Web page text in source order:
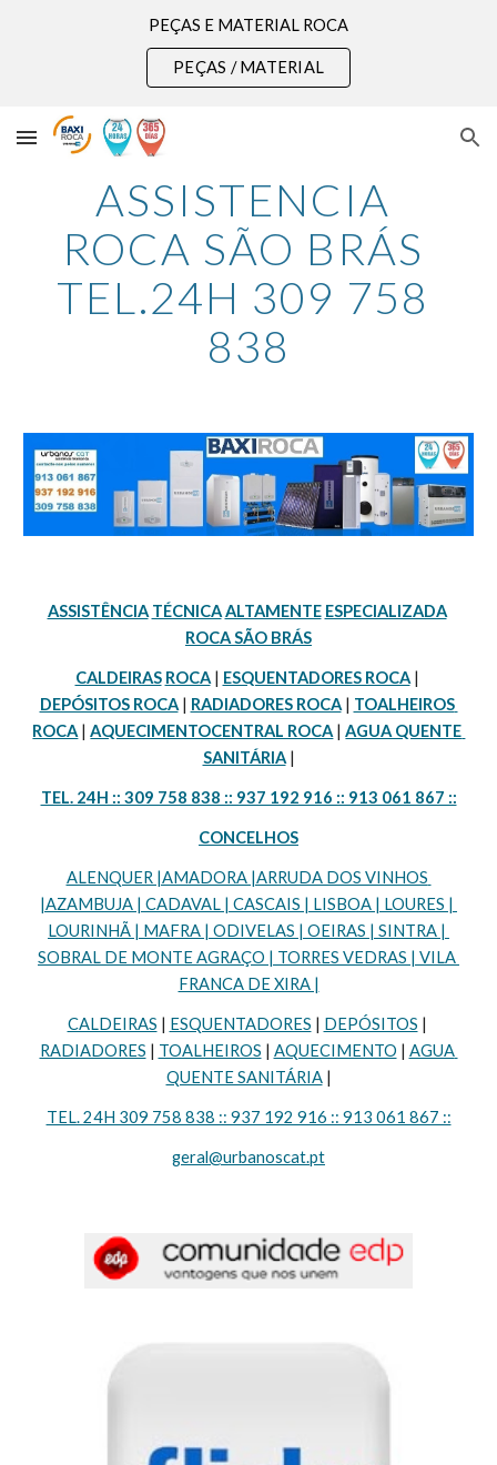
Skip to main content
PEÇAS E MATERIAL ROCA
PEÇAS / MATERIAL
ASSISTENCIA
ROCA SÃO BRÁS
TEL.24H 309 758
838
ASSISTÊNCIA TÉCNICA ALTAMENTE ESPECIALIZADA
ROCA SÃO BRÁS
CALDEIRAS ROCA | ESQUENTADORES ROCA
DEPÓSITOS ROCA | RADIADORES ROCA | TOALHEIROS
ROCA | AQUECIMENTOCENTRAL ROCA | AGUA QUENTE
SANITÁRIA |
TEL. 24H :: 309 758 838 :: 937 192 916 :: 913 061 867 ::
CONCELHOS
ALENQUER |AMADORA |ARRUDA DOS VINHOS
|AZAMBUJA | CADAVAL | CASCAIS | LISBOA | LOURES |
LOURINHÃ | MAFRA | ODIVELAS | OEIRAS | SINTRA |
SOBRAL DE MONTE AGRAÇO | TORRES VEDRAS | VILA
FRANCA DE XIRA |
CALDEIRAS | ESQUENTADORES | DEPÓSITOS
RADIADORES | TOALHEIROS | AQUECIMENTO | AGUA
QUENTE SANITÁRIA |
TEL. 24H 309 758 838 :: 937 192 916 :: 913 061 867 ::
geral@urbanoscat.pt